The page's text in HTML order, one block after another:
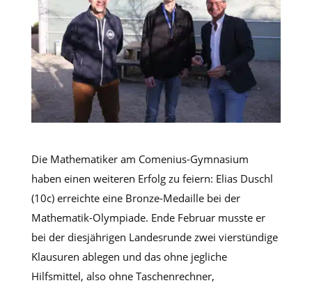
Die Mathematiker am Comenius-Gymnasium
haben einen weiteren Erfolg zu feiern: Elias Duschl
(10c) erreichte eine Bronze-Medaille bei der
Mathematik-Olympiade. Ende Februar musste er
bei der diesjährigen Landesrunde zwei vierstündige
Klausuren ablegen und das ohne jegliche
Hilfsmittel, also ohne Taschenrechner,